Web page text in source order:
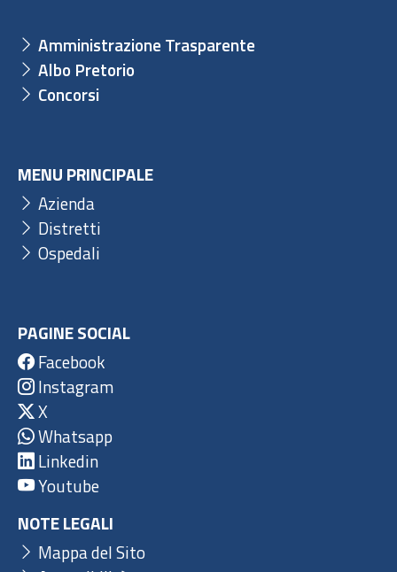
Amministrazione Trasparente
Albo Pretorio
Concorsi
MENU PRINCIPALE
Azienda
Distretti
Ospedali
PAGINE SOCIAL
Facebook
Instagram
X
Whatsapp
Linkedin
Youtube
NOTE LEGALI
Mappa del Sito